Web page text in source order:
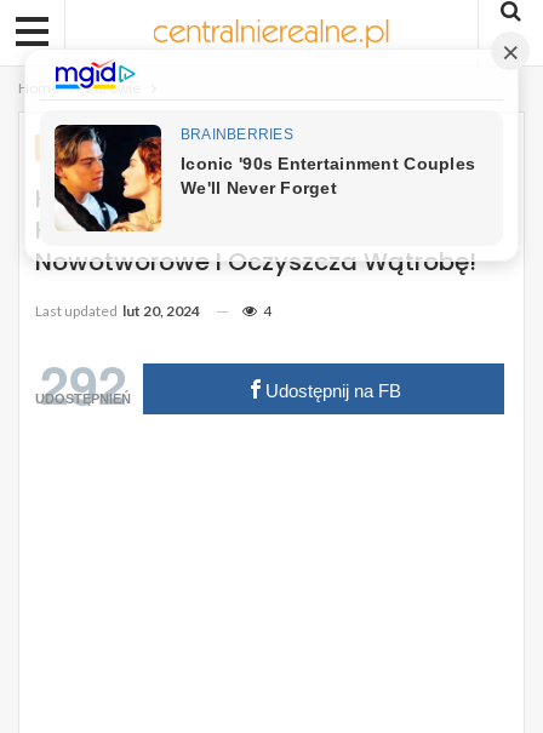
Home Zdrowie
ZDROWIE
Herbata Imbirowa Rozpuszcza
Kamienie Nerkowe, Zabija Komórki
Nowotworowe I Oczyszcza Wątrobę!
Last updated lut 20, 2024 4
292
UDOSTĘPNIEŃ Udostępnij na FB